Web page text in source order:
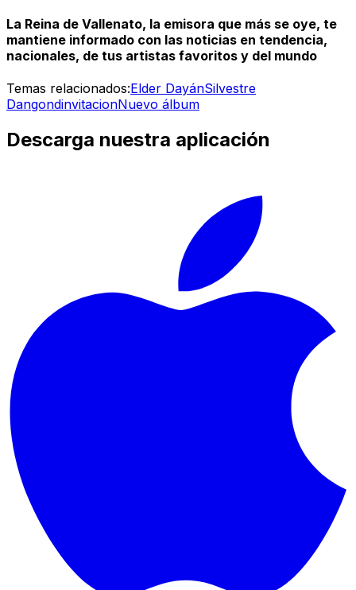
La Reina de Vallenato, la emisora que más se oye, te
mantiene informado con las noticias en tendencia,
nacionales, de tus artistas favoritos y del mundo
Temas relacionados:Elder DayánSilvestre
DangondinvitacionNuevo álbum
Descarga nuestra aplicación